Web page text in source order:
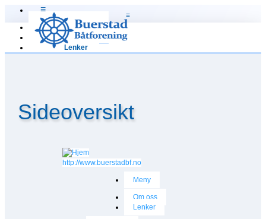
≡
≡
Hjem
Om oss
Lenker
Sideoversikt
http://www.buerstadbf.no
Meny
Om oss
Lenker